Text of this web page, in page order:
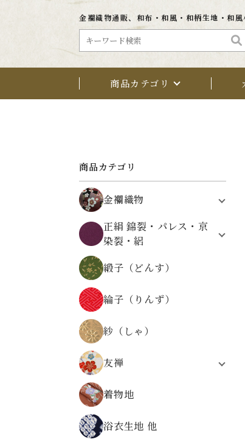
金襴織物通販、和布・和風・和柄生地・和
商品カテゴリ
商品カテゴリ
金襴織物
植物文様
鳥・動物・昆虫文様
架空の文様
自然・風景文様
器物文様
物語・人物・文字文様
時代の文様
縞・格子・割付・幾何学文様
仏事金襴
その他の文様
無金の金襴
無地系金襴
その他の文様
広幅金襴
正絹金襴
正絹 錦裂・パレス・京
染裂・絽
正絹 錦裂（にしきぎれ）
正絹 パレス
正絹 京染裂
正絹 絽
緞子（どんす）
綸子（りんず）
紗（しゃ）
友禅
合繊友禅
正絹友禅
合繊友禅 パネル柄
友禅
着物地
浴衣生地 他